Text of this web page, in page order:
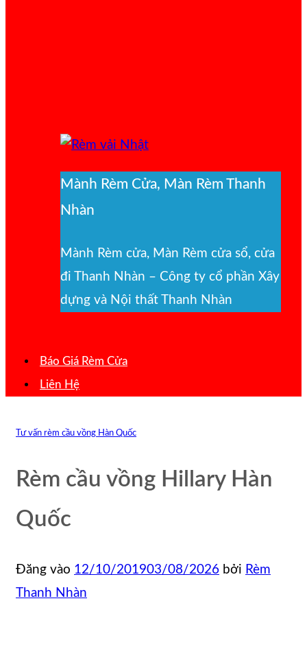
Mành Rèm Cửa, Màn Rèm Thanh
Nhàn
Mành Rèm cửa, Màn Rèm cửa sổ, cửa
đi Thanh Nhàn – Công ty cổ phần Xây
dựng và Nội thất Thanh Nhàn
Báo Giá Rèm Cửa
Liên Hệ
Tư vấn rèm cầu vồng Hàn Quốc
Rèm cầu vồng Hillary Hàn
Quốc
Đăng vào 12/10/201903/08/2026 bởi Rèm
Thanh Nhàn